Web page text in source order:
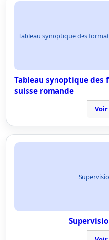
Tableau synoptique des
Tableau synoptique des
suisse romande
Voir